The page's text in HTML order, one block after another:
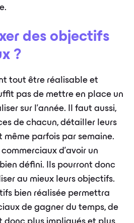
des objectifs
?
tout être réalisable et
pas de mettre en place un
sur l’année. Il faut aussi,
de chacun, détailler leurs
même parfois par semaine.
d’avoir un
défini. Ils pourront donc
au mieux leurs objectifs.
bien réalisée permettra
de gagner du temps, de